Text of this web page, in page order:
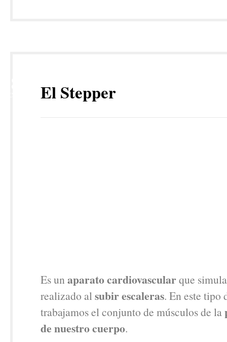
El Stepper
Es un aparato cardiovascularque
realizado alsubir escaleras. En este tipo
trabajamos el conjunto de músculos de la
de nuestro cuerpo.